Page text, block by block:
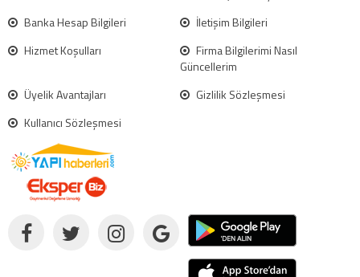
Banka Hesap Bilgileri
İletişim Bilgileri
Hizmet Koşulları
Firma Bilgilerimi Nasıl
Güncellerim
Üyelik Avantajları
Gizlilik Sözleşmesi
Kullanıcı Sözleşmesi